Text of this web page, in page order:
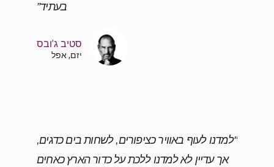
בעתיד”
סטיב ג'ובס
יזם, אפל
"למדנו לעוף באוויר כציפורים, לשחות בים כדגים,
אך עדיין לא למדנו ללכת על כדור הארץ כאחים